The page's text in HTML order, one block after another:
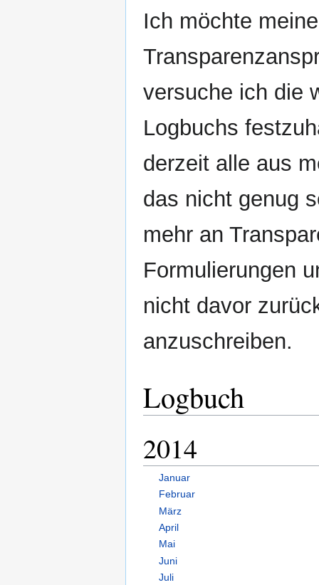
Ich möchte
versuche ich die
Logbuchs
derzeit alle aus
das nicht genug
mehr an
Formulierungen
nicht davor
anzuschreiben.
Logbuch
2014
Januar
Februar
März
April
Mai
Juni
Juli